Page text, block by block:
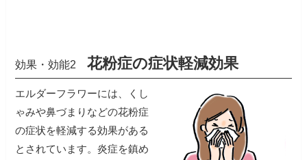
効果・効能2花粉症の症状軽減効果
エルダーフラワーには、くし
ゃみや鼻づまりなどの花粉症
の症状を軽減する効果がある
とされています。炎症を鎮め